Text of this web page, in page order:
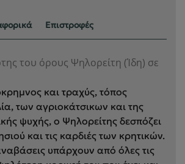
Επιστροφές
του όρους Ψηλορείτη (Ίδη) σε
και τραχύς, τόπος
των αγριοκάτσικων και της
ψυχής, ο Ψηλορείτης δεσπόζει
και τις καρδιές των κρητικών.
υπάρχουν από όλες τις